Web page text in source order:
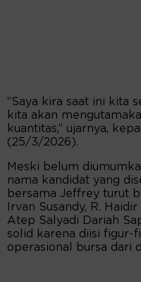
“Saya kira saat ini kita
kita akan
kuantitas,” ujarnya,
(25/3/2026).
Meski belum
nama kandidat yang
bersama Jeffrey turut
Irvan Susandy, R.
Atep Salyadi Dariah
solid karena diisi figur-
operasional bursa dari